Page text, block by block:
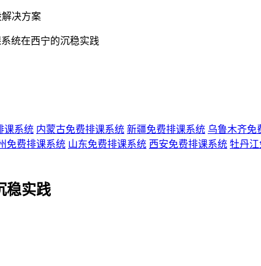
决方案
统在西宁的沉稳实践
课系统 内蒙古免费排课系统 新疆免费排课系统 乌鲁木齐免
免费排课系统 山东免费排课系统 西安免费排课系统 牡丹
稳实践